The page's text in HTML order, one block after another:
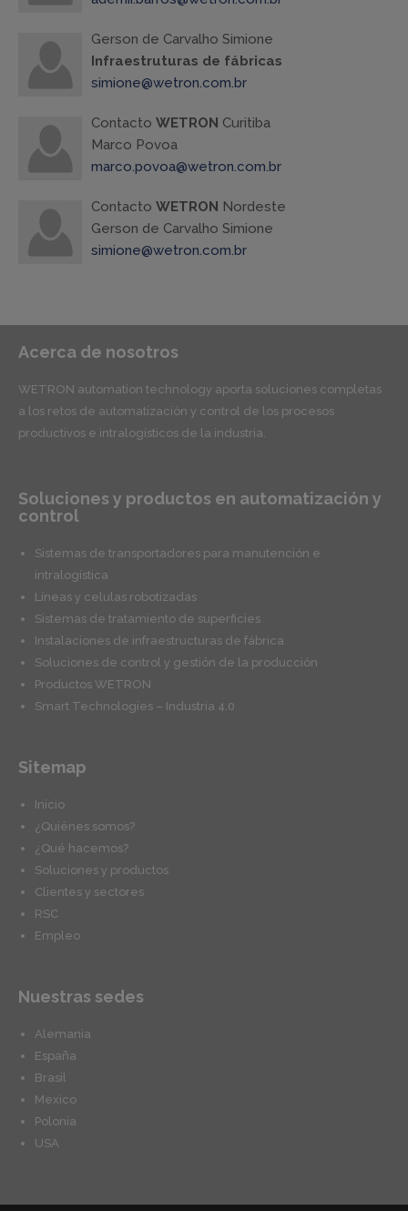
Gerson de Carvalho Simione
Infraestruturas de fábricas
simione@wetron.com.br
Contacto WETRON Curitiba
Marco Povoa
marco.povoa@wetron.com.br
Contacto WETRON Nordeste
Gerson de Carvalho Simione
simione@wetron.com.br
Acerca de nosotros
WETRON automation technology aporta soluciones completas
a los retos de automatización y control de los procesos
productivos e intralogísticos de la industria.
Soluciones y productos en automatización y
control
Sistemas de transportadores para manutención e
intralogística
Líneas y celulas robotizadas
Sistemas de tratamiento de superficies
Instalaciones de infraestructuras de fábrica
Soluciones de control y gestión de la producción
Productos WETRON
Smart Technologies – Industria 4.0
Sitemap
Inicio
¿Quiénes somos?
¿Qué hacemos?
Soluciones y productos
Clientes y sectores
RSC
Empleo
Nuestras sedes
Alemania
España
Brasil
Mexico
Polonia
USA